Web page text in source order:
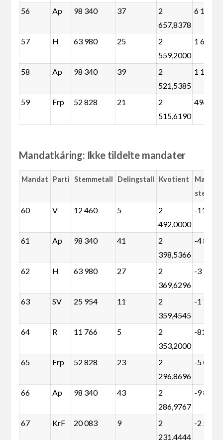
56 Ap 98 340 37
2
657,8378
6 136
57 H 63 980 25
2
559,2000
1 680
58 Ap 98 340 39
2
521,5385
1 152
59 Frp 52 828 21
2
515,6190
496
Mandatkåring: Ikke tildelte mandater
Mandat Parti Stemmetall Delingstall Kvotient
Margin
60 V 12 460 5
2
492,0000
-119
61 Ap 98 340 41
2
398,5366
-4 801
62 H 63 980 27
2
369,6296
-3 942
63 SV 25 954 11
2
359,4545
-1 718
64 R 11 766 5
2
353,2000
-813
65 Frp 52 828 23
2
296,8696
-5 032
66 Ap 98 340 43
2
286,9767
-9 832
67 KrF 20 083 9
2
231,4444
-2 558